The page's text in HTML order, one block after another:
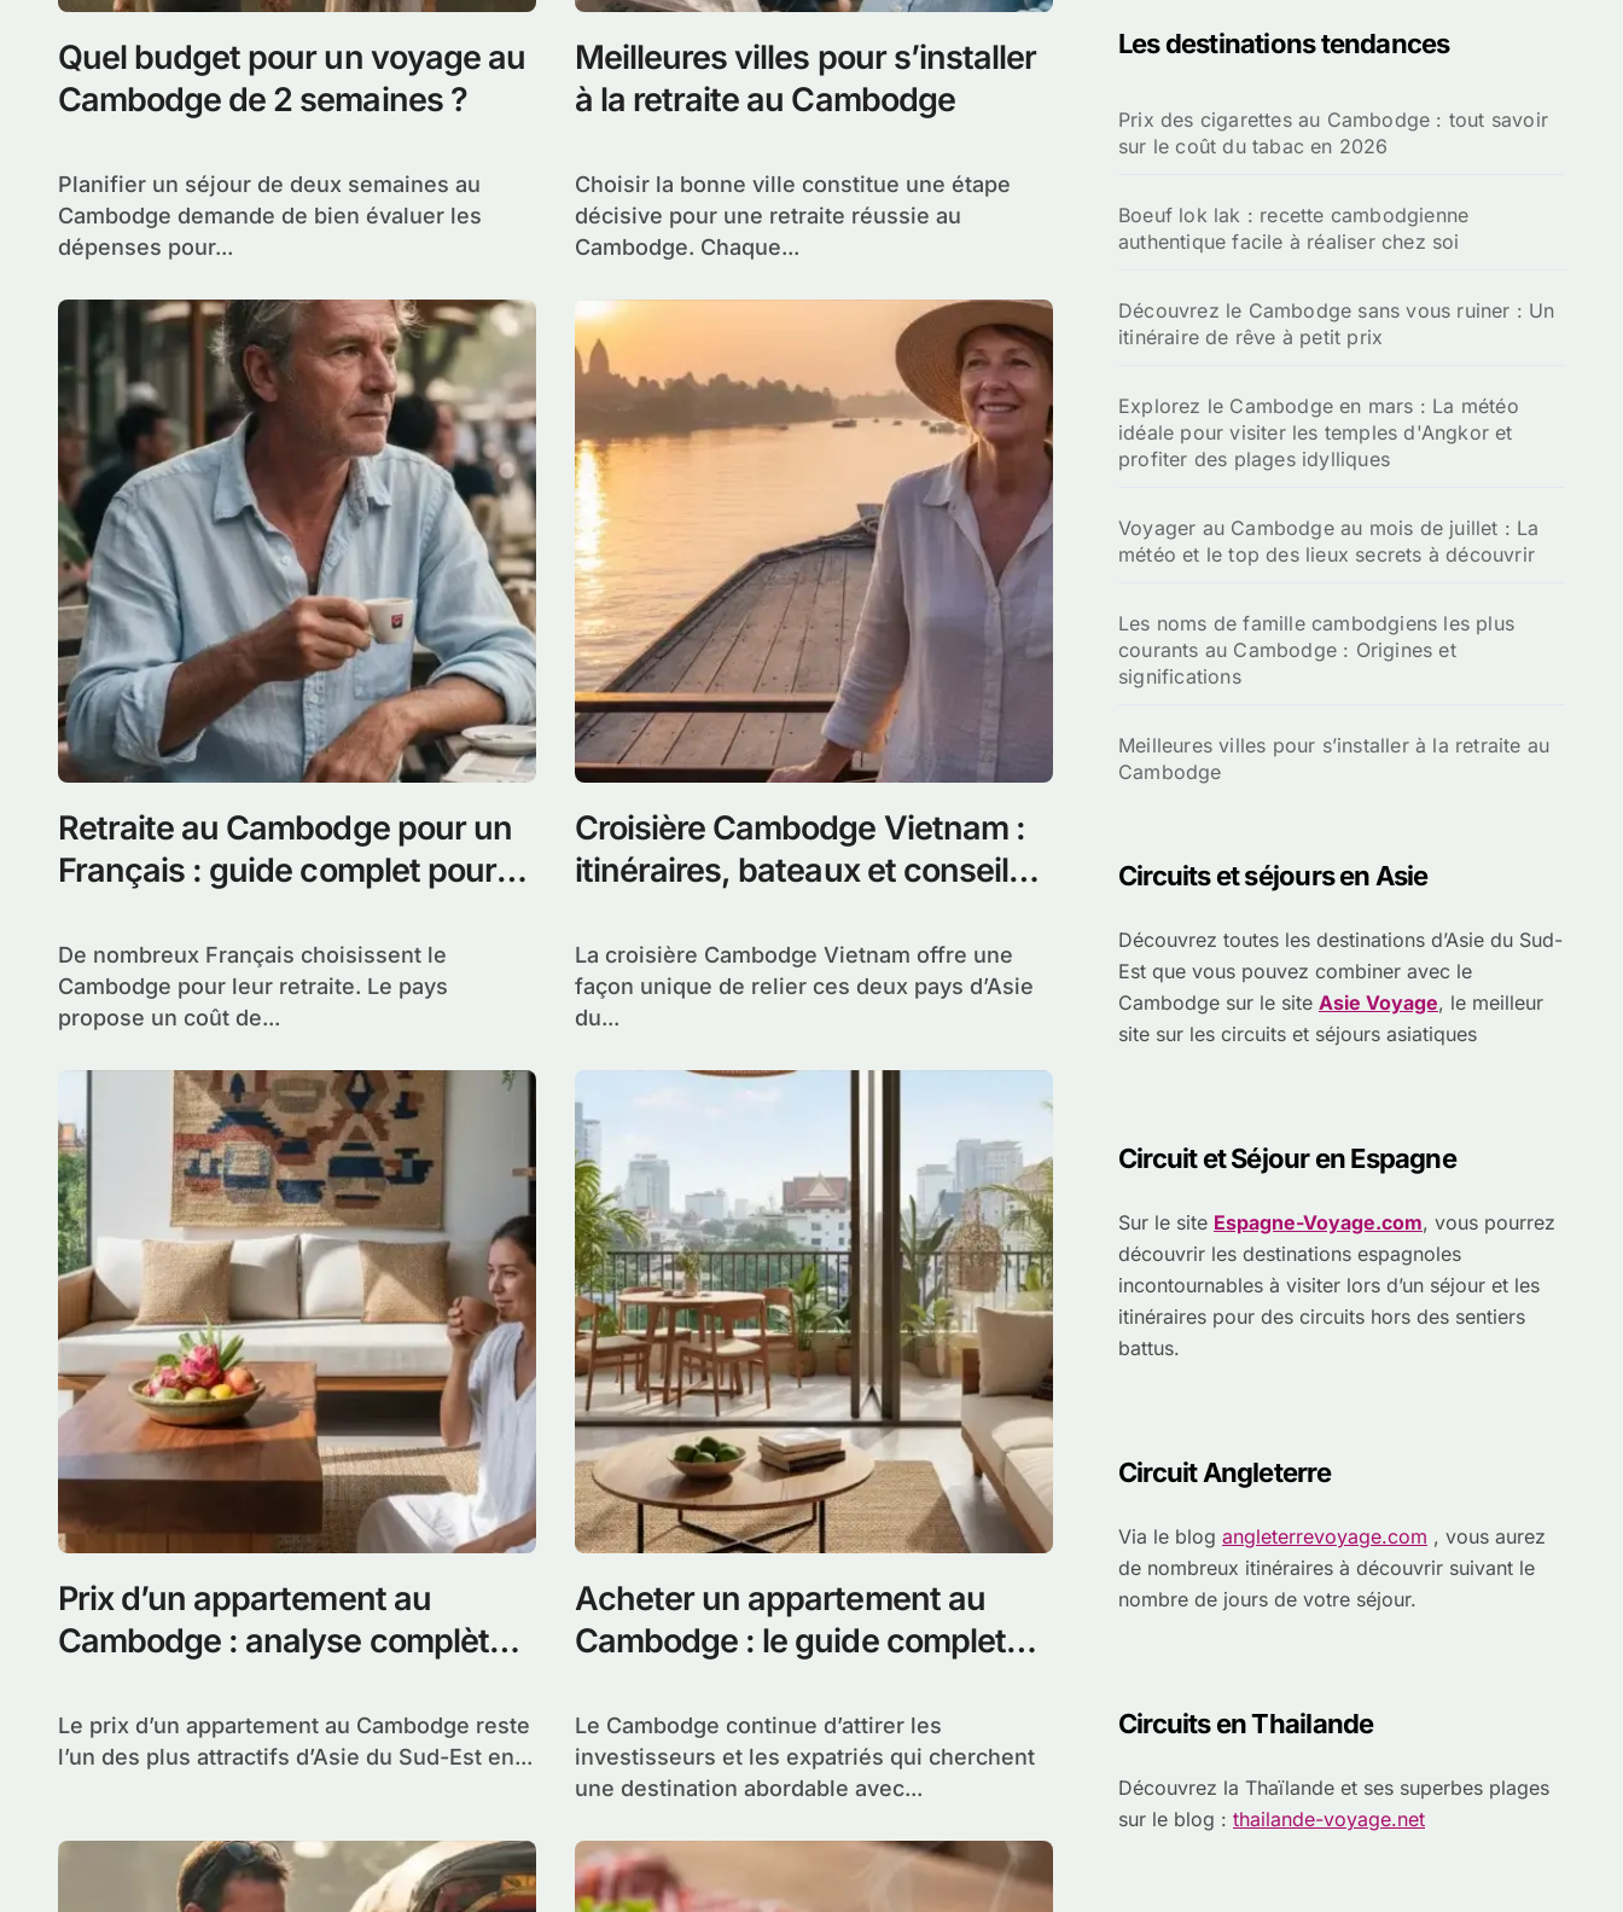
Quel budget pour un voyage au
Cambodge de 2 semaines ?
Planifier un séjour de deux semaines au
Cambodge demande de bien évaluer les
dépenses pour...
Meilleures villes pour s’installer
à la retraite au Cambodge
Choisir la bonne ville constitue une étape
décisive pour une retraite réussie au
Cambodge. Chaque...
Retraite au Cambodge pour un
Français : guide complet pour
De nombreux Français choisissent le
Cambodge pour leur retraite. Le pays
propose un coût de...
Croisière Cambodge Vietnam :
itinéraires, bateaux et conseils
La croisière Cambodge Vietnam offre une
façon unique de relier ces deux pays d’Asie
du...
Prix d’un appartement au
Cambodge : analyse complète
Le prix d’un appartement au Cambodge reste
l’un des plus attractifs d’Asie du Sud-Est en...
Acheter un appartement au
Cambodge : le guide complet
Le Cambodge continue d’attirer les
investisseurs et les expatriés qui cherchent
une destination abordable avec...
r
e
r
Les destinations tendances
Prix des cigarettes au Cambodge : tout savoir
sur le coût du tabac en 2026
Boeuf lok lak : recette cambodgienne
authentique facile à réaliser chez soi
Découvrez le Cambodge sans vous ruiner : Un
itinéraire de rêve à petit prix
Explorez le Cambodge en mars : La météo
idéale pour visiter les temples d'Angkor et
profiter des plages idylliques
Voyager au Cambodge au mois de juillet : La
météo et le top des lieux secrets à découvrir
Les noms de famille cambodgiens les plus
courants au Cambodge : Origines et
significations
Meilleures villes pour s’installer à la retraite au
Cambodge
Circuits et séjours en Asie
Découvrez toutes les destinations d’Asie du Sud-
Est que vous pouvez combiner avec le
Cambodge sur le site Asie Voyage, le meilleur
site sur les circuits et séjours asiatiques
Circuit et Séjour en Espagne
Sur le site Espagne-Voyage.com, vous pourrez
découvrir les destinations espagnoles
incontournables à visiter lors d’un séjour et les
itinéraires pour des circuits hors des sentiers
battus.
Circuit Angleterre
Via le blog angleterrevoyage.com , vous aurez
de nombreux itinéraires à découvrir suivant le
nombre de jours de votre séjour.
Circuits en Thailande
Découvrez la Thaïlande et ses superbes plages
sur le blog : thailande-voyage.net